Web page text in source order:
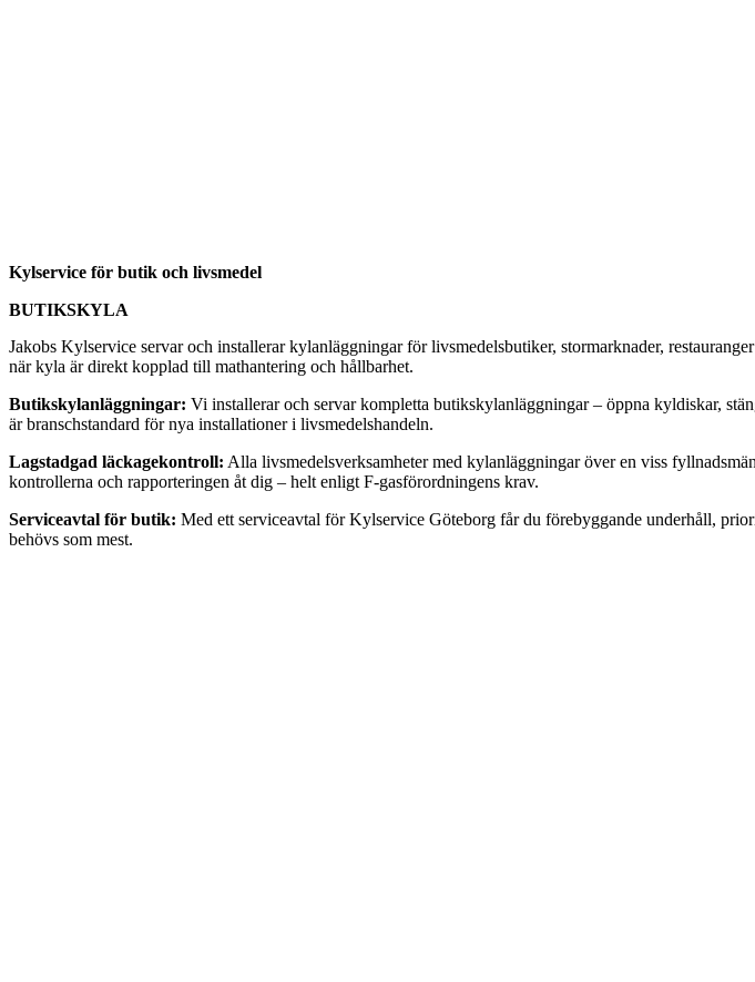
Kylservice för butik och livsmedel
BUTIKSKYLA
Jakobs Kylservice servar och installerar kylanläggningar för livsmedelsbutiker, stormarknader,
när kyla är direkt kopplad till mathantering och hållbarhet.
Butikskylanläggningar: Vi installerar och servar kompletta butikskylanläggningar – öppna kyldiskar,
är branschstandard för nya installationer i livsmedelshandeln.
Lagstadgad läckagekontroll: Alla livsmedelsverksamheter med kylanläggningar över en viss
kontrollerna och rapporteringen åt dig – helt enligt F-gasförordningens krav.
Serviceavtal för butik: Med ett serviceavtal för Kylservice Göteborg får du förebyggande underhåll,
behövs som mest.